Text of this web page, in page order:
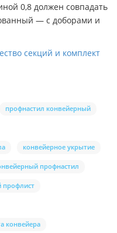
0,8 должен совпадать
— с доборами и
секций и комплект
профнастил конвейерный
конвейерное укрытие
профнастил
профлист
конвейера